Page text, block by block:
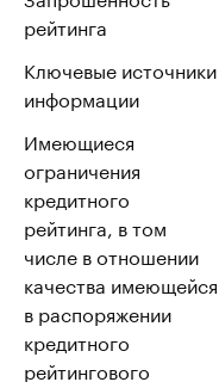
рейтинга
Ключевые источники
информации
Имеющиеся
ограничения
кредитного
рейтинга, в том
числе в отношении
качества имеющейся
в распоряжении
кредитного
рейтингового